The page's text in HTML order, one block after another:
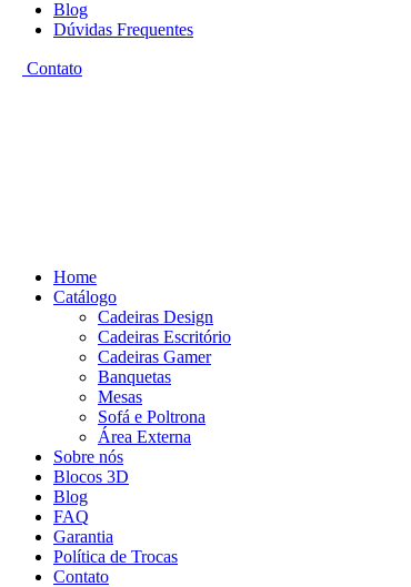
Blog
Dúvidas Frequentes
Contato
Home
Catálogo
Cadeiras Design
Cadeiras Escritório
Cadeiras Gamer
Banquetas
Mesas
Sofá e Poltrona
Área Externa
Sobre nós
Blocos 3D
Blog
FAQ
Garantia
Política de Trocas
Contato